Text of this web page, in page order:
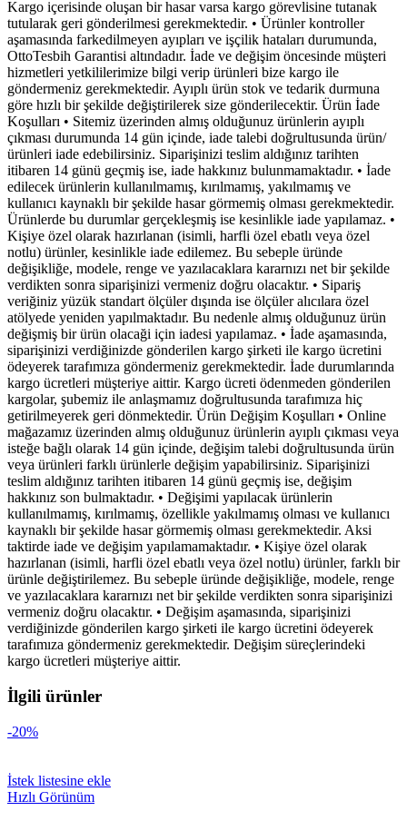
Kargo içerisinde oluşan bir hasar varsa kargo görevlisine tutanak
tutularak geri gönderilmesi gerekmektedir. • Ürünler kontroller
aşamasında farkedilmeyen ayıpları ve işçilik hataları durumunda,
OttoTesbih Garantisi altındadır. İade ve değişim öncesinde müşteri
hizmetleri yetkililerimize bilgi verip ürünleri bize kargo ile
göndermeniz gerekmektedir. Ayıplı ürün stok ve tedarik durmuna
göre hızlı bir şekilde değiştirilerek size gönderilecektir. Ürün İade
Koşulları • Sitemiz üzerinden almış olduğunuz ürünlerin ayıplı
çıkması durumunda 14 gün içinde, iade talebi doğrultusunda ürün/
ürünleri iade edebilirsiniz. Siparişinizi teslim aldığınız tarihten
itibaren 14 günü geçmiş ise, iade hakkınız bulunmamaktadır. • İade
edilecek ürünlerin kullanılmamış, kırılmamış, yakılmamış ve
kullanıcı kaynaklı bir şekilde hasar görmemiş olması gerekmektedir.
Ürünlerde bu durumlar gerçekleşmiş ise kesinlikle iade yapılamaz. •
Kişiye özel olarak hazırlanan (isimli, harfli özel ebatlı veya özel
notlu) ürünler, kesinlikle iade edilemez. Bu sebeple üründe
değişikliğe, modele, renge ve yazılacaklara kararnızı net bir şekilde
verdikten sonra siparişinizi vermeniz doğru olacaktır. • Sipariş
veriğiniz yüzük standart ölçüler dışında ise ölçüler alıcılara özel
atölyede yeniden yapılmaktadır. Bu nedenle almış olduğunuz ürün
değişmiş bir ürün olacaği için iadesi yapılamaz. • İade aşamasında,
siparişinizi verdiğinizde gönderilen kargo şirketi ile kargo ücretini
ödeyerek tarafımıza göndermeniz gerekmektedir. İade durumlarında
kargo ücretleri müşteriye aittir. Kargo ücreti ödenmeden gönderilen
kargolar, şubemiz ile anlaşmamız doğrultusunda tarafımıza hiç
getirilmeyerek geri dönmektedir. Ürün Değişim Koşulları • Online
mağazamız üzerinden almış olduğunuz ürünlerin ayıplı çıkması veya
isteğe bağlı olarak 14 gün içinde, değişim talebi doğrultusunda ürün
veya ürünleri farklı ürünlerle değişim yapabilirsiniz. Siparişinizi
teslim aldığınız tarihten itibaren 14 günü geçmiş ise, değişim
hakkınız son bulmaktadır. • Değişimi yapılacak ürünlerin
kullanılmamış, kırılmamış, özellikle yakılmamış olması ve kullanıcı
kaynaklı bir şekilde hasar görmemiş olması gerekmektedir. Aksi
taktirde iade ve değişim yapılamamaktadır. • Kişiye özel olarak
hazırlanan (isimli, harfli özel ebatlı veya özel notlu) ürünler, farklı bir
ürünle değiştirilemez. Bu sebeple üründe değişikliğe, modele, renge
ve yazılacaklara kararnızı net bir şekilde verdikten sonra siparişinizi
vermeniz doğru olacaktır. • Değişim aşamasında, siparişinizi
verdiğinizde gönderilen kargo şirketi ile kargo ücretini ödeyerek
tarafımıza göndermeniz gerekmektedir. Değişim süreçlerindeki
kargo ücretleri müşteriye aittir.
İlgili ürünler
-20%
İstek listesine ekle
Hızlı Görünüm